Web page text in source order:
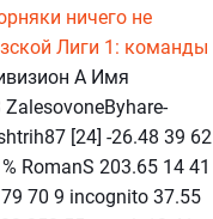
ничего не
Лиги 1: команды
А Имя
[24] -26.48 39 62
RomanS 203.65 14 41
70 9 incognito 37.55